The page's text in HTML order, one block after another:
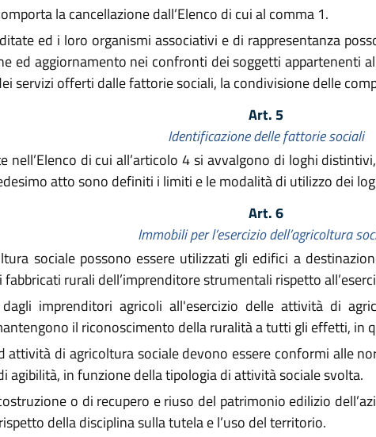
la cancellazione dall’Elenco di cui al comma 1.
ed i loro organismi associativi e di rappresentanza
ed aggiornamento nei confronti dei soggetti appartenenti
servizi offerti dalle fattorie sociali, la condivisione delle
Art. 5
Identificazione delle fattorie sociali
nell’Elenco di cui all’articolo 4 si avvalgono di loghi
atto sono definiti i limiti e le modalità di utilizzo dei
Art. 6
Immobili per l’esercizio dell’agricoltura
sociale possono essere utilizzati gli edifici a
rurali dell’imprenditore strumentali rispetto
imprenditori agricoli all'esercizio delle attività di
il riconoscimento della ruralità a tutti gli effetti, in
attività di agricoltura sociale devono essere conformi alle
agibilità, in funzione della tipologia di attività sociale svolta.
o di recupero e riuso del patrimonio edilizio
della disciplina sulla tutela e l’uso del territorio.